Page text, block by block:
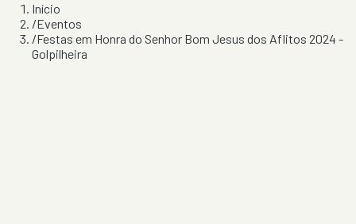
Início
/Eventos
/Festas em Honra do Senhor Bom Jesus dos Aflitos 2024 -
Golpilheira